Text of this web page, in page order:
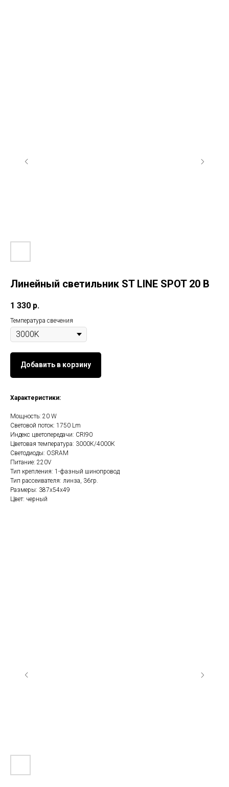
Линейный светильник ST LINE SPOT 20 B
1 330 р.
Температура свечения
Добавить в корзину
Характеристики:
Мощность: 20 W
Световой поток: 1750 Lm
Индекс цветопередачи: CRI90
Цветовая температура: 3000К/4000К
Светодиоды: OSRAM
Питание: 220V
Тип крепления: 1-фазный шинопровод
Тип рассеивателя: линза, 36гр.
Размеры: 387х54х49
Цвет: черный